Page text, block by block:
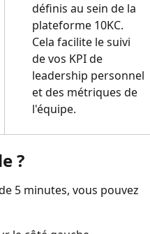
définis au sein de la
plateforme 10KC.
Cela facilite le suivi
de vos KPI de
leadership personnel
et des métriques de
l'équipe.
?
5 minutes, vous pouvez